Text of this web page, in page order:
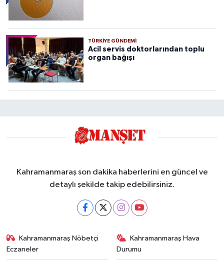
TÜRKIYE GÜNDEMI
Acil servis doktorlarından toplu
organ bağışı
Kahramanmaraş son dakika haberlerini en güncel ve
detaylı şekilde takip edebilirsiniz.
Kahramanmaraş Nöbetçi
Eczaneler
Kahramanmaraş Hava
Durumu